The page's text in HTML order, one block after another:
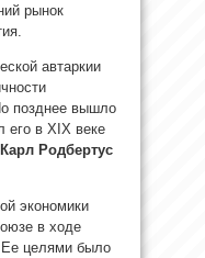
рынок
автаркии
позднее вышло
его в XIX веке
Карл Родбертус
экономики
в ходе
Ее целями было